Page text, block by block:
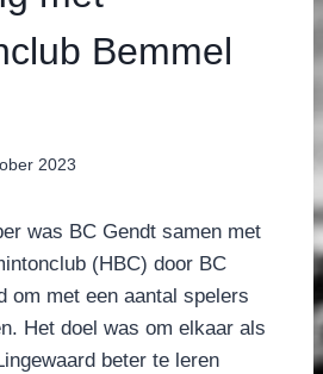
Bemmel
2023
was BC Gendt samen met
(HBC) door BC
om met een aantal spelers
Het doel was om elkaar als
beter te leren